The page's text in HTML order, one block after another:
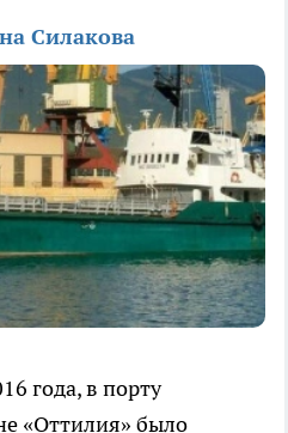
Силакова
года, в порту
«Оттилия» было